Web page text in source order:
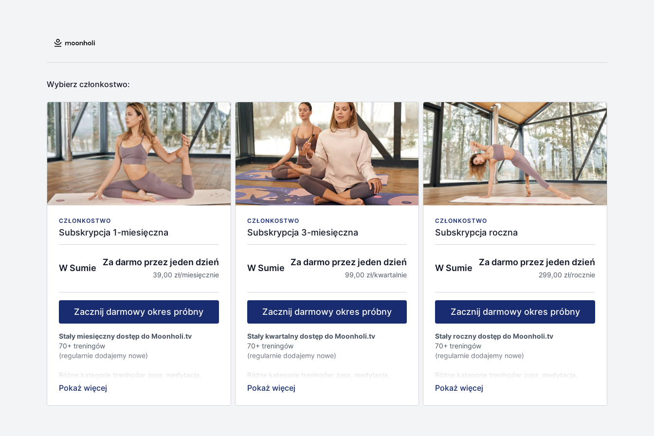
Wybierz członkostwo:
CZŁONKOSTWO
Subskrypcja 1-miesięczna
W Sumie
Za darmo przez jeden dzień
39,00 zł/miesięcznie
Zacznij darmowy okres próbny
Stały miesięczny dostęp do Moonholi.tv
70+ treningów
(regularnie dodajemy nowe)
Różne kategorie treningów: joga, medytacja,
fitness, mindfulness, joga twarzy, wellness.
23+ inspirujących, znanych i lubianych
CZŁONKOSTWO
Subskrypcja 3-miesięczna
W Sumie
Za darmo przez jeden dzień
99,00 zł/kwartalnie
Zacznij darmowy okres próbny
Stały kwartalny dostęp do Moonholi.tv
70+ treningów
(regularnie dodajemy nowe)
Różne kategorie treningów: joga, medytacja,
fitness, mindfulness, joga twarzy, wellness.
23+ inspirujących, znanych i lubianych
CZŁONKOSTWO
Subskrypcja roczna
W Sumie
Za darmo przez jeden dzień
299,00 zł/rocznie
Zacznij darmowy okres próbny
Stały roczny dostęp do Moonholi.tv
70+ treningów
(regularnie dodajemy nowe)
Różne kategorie treningów: joga, medytacja,
fitness, mindfulness, joga twarzy, wellness.
23+ inspirujących, znanych i lubianych